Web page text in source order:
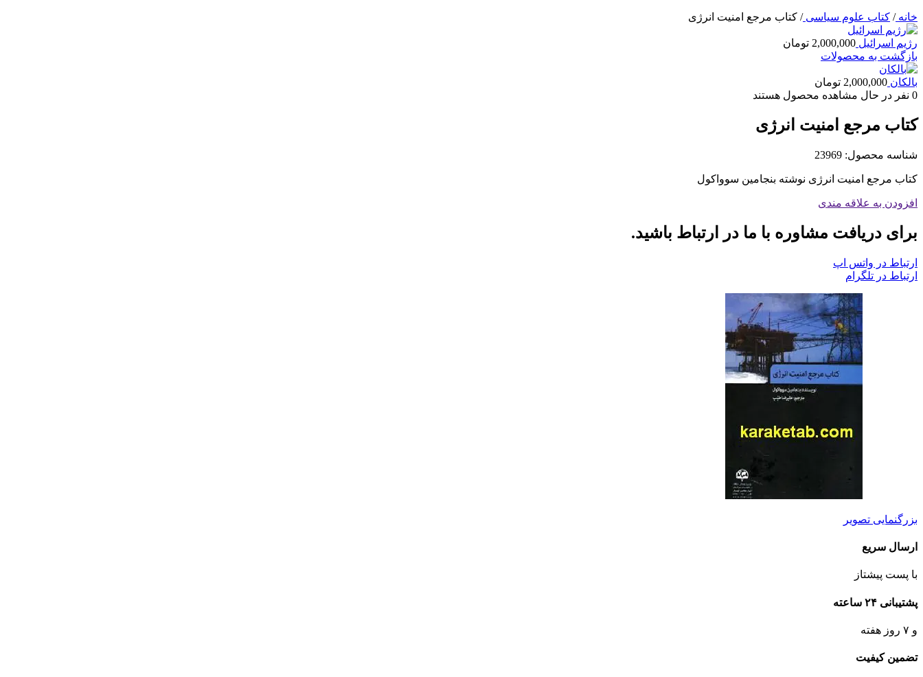
خانه/ کتاب علوم سیاسی/ کتاب مرجع امنیت انرژی
رژیم اسرائیل 2,000,000 تومان
بازگشت به محصولات
بالکان 2,000,000 تومان
0 نفر در حال مشاهده محصول هستند
کتاب مرجع امنیت انرژی
شناسه محصول: 23969
کتاب مرجع امنیت انرژی نوشته بنجامین سوواکول
افزودن به علاقه مندی
برای دریافت مشاوره با ما در ارتباط باشید.
ارتباط در واتس اپ
ارتباط در تلگرام
بزرگنمایی تصویر
ارسال سریع
با پست پیشتاز
پشتیبانی ۲۴ ساعته
و ۷ روز هفته
تضمین کیفیت